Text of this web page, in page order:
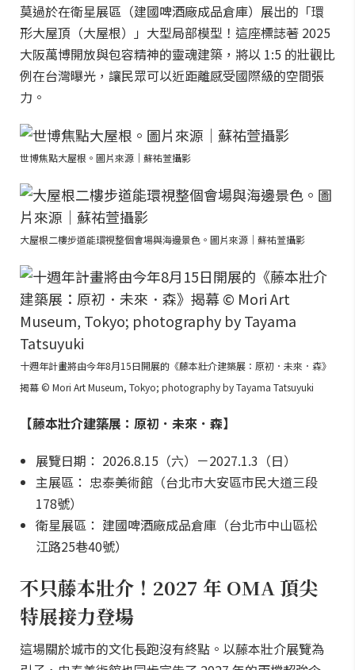
莫過於在衛星展區（建國啤酒廠成品倉庫）展出的「環
形大屋頂（大屋根）」大型局部模型！這座標誌著 2025
大阪萬博開放與包容精神的靈魂建築，將以 1:5 的壯觀比
例在台灣曝光，讓民眾可以近距離感受國際級的空間張
力。
世博焦點大屋根。圖片來源｜蘇祐萱攝影
大屋根二樓步道能環視整個會場與海邊景色。圖片來源｜蘇祐萱攝影
十週年計畫將由今年8月15日開展的《藤本壯介建築展：原初．未來．森》
揭幕 © Mori Art Museum, Tokyo; photography by Tayama Tatsuyuki
【藤本壯介建築展：原初．未來．森】
展覽日期： 2026.8.15（六）－2027.1.3（日）
主展區： 忠泰美術館（台北市大安區市民大道三段
178號）
衛星展區： 建國啤酒廠成品倉庫（台北市中山區松
江路25巷40號）
不只藤本壯介！2027 年 OMA 頂尖
特展接力登場
這場關於城市的文化長跑沒有終點。以藤本壯介展覽為